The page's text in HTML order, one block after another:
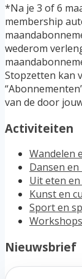
*Na je 3 of 6
membership
wederom
Stopzetten kan
van de door
Activiteiten
Wandelen
Dansen
Uit eten
Kunst en
Sport en
Nieuwsbrief